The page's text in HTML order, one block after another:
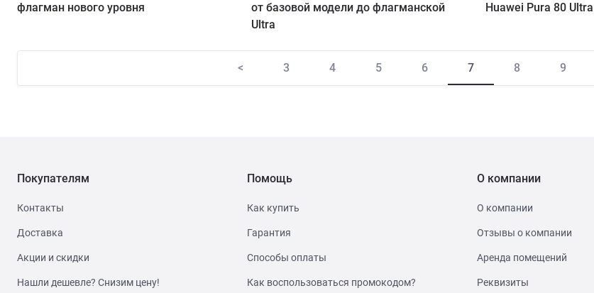
флагман нового уровня
от базовой модели до флагманской
Ultra
Huawei Pura 80 Ultra
< 3 4 5 6 7 8 9
Покупателям
Контакты
Доставка
Акции и скидки
Нашли дешевле? Снизим цену!
Помощь
Как купить
Гарантия
Способы оплаты
Как воспользоваться промокодом?
О компании
О компании
Отзывы о компании
Аренда помещений
Реквизиты